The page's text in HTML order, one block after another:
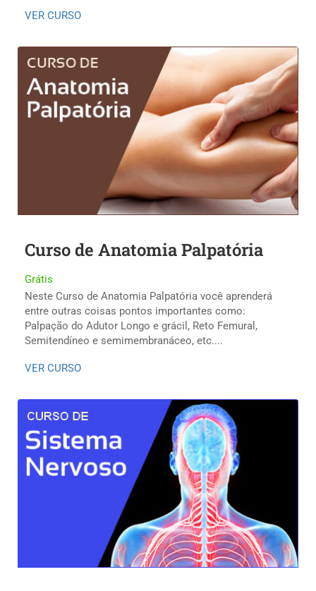
VER CURSO
Curso de Anatomia Palpatória
Grátis
Neste Curso de Anatomia Palpatória você aprenderá
entre outras coisas pontos importantes como:
Palpação do Adutor Longo e grácil, Reto Femural,
Semitendíneo e semimembranáceo, etc....
VER CURSO